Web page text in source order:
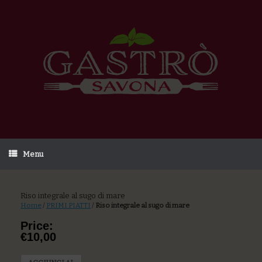
Menu
Riso integrale al sugo di mare
Home / PRIMI PIATTI / Riso integrale al sugo di mare
Price:
€10,00